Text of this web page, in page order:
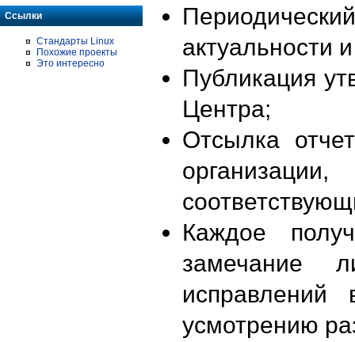
Ссылки
Стандарты Linux
Похожие проекты
Это интересно
актуальности
Публикация
Центра;
Отсылка
Каждое
замечание
исправлений
усмотрению